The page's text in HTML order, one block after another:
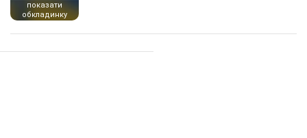
показати
обкладинку